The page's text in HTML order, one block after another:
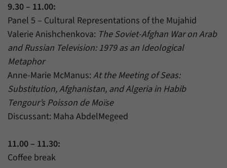
9.30 – 11.00:
Panel 5 – Cultural Representations of the Mujahid
Valerie Anishchenkova: The Soviet-Afghan War on Arab
and Russian Television: 1979 as an Ideological
Metaphor
Anne-Marie McManus: At the Meeting of Seas:
Substitution, Afghanistan, and Algeria in Habib
Tengour’s Poisson de Moïse
Discussant: Maha AbdelMegeed
11.00 – 11.30:
Coffee break